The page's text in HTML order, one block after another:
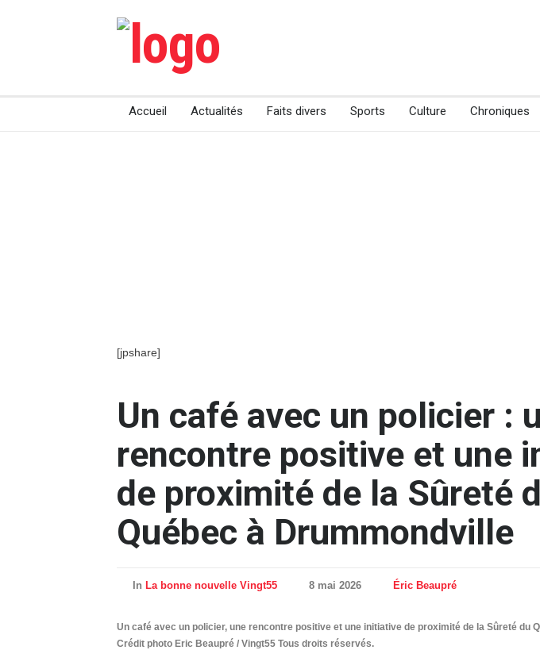
Accueil Actualités Faits divers Sports Culture Chroniques
[jpshare]
Un café avec un policier :
rencontre positive et une
de proximité de la Sûreté
Québec à Drummondville
In La bonne nouvelle Vingt55 8 mai 2026 Éric Beaupré
Un café avec un policier, une rencontre positive et une initiative de proximité de la Sûreté du
Crédit photo Eric Beaupré / Vingt55 Tous droits réservés.